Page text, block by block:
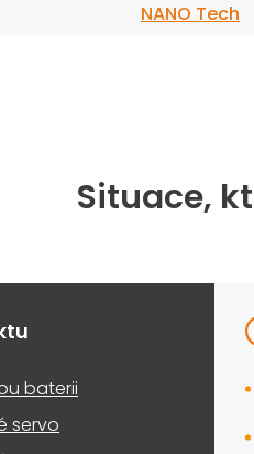
NANO Tech
Situace,
baterii
servo